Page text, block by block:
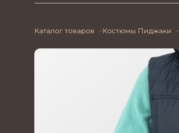
Каталог товаров Костюмы Пиджаки